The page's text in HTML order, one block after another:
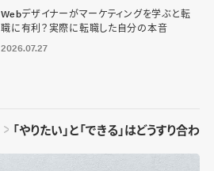
Webデザイナーがマーケティングを学ぶと転
職に有利？実際に転職した自分の本音
2026.07.27
「やりたい」と「できる」はどうすり